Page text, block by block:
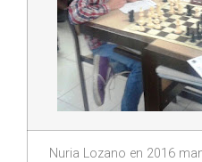
Nuria Lozano en 2016